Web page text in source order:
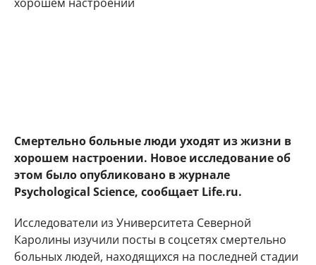
Смертельно больные люди уходят из жизни в
хорошем настроении. Новое исследование об
этом было опубликовано в журнале
Psychological Science, сообщает Life.ru.
Исследователи из Университета Северной
Каролины изучили посты в соцсетях смертельно
больных людей, находящихся на последней стадии